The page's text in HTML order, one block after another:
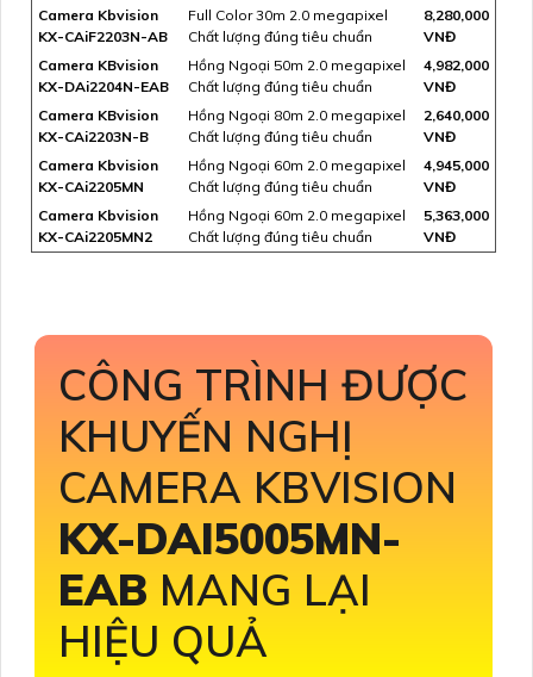
Camera Kbvision
KX-CAiF2203N-AB
Full Color 30m 2.0 megapixel
Chất lượng đúng tiêu chuẩn
8,280,000
VNĐ
Camera KBvision
KX-DAi2204N-EAB
Hồng Ngoại 50m 2.0 megapixel
Chất lượng đúng tiêu chuẩn
4,982,000
VNĐ
Camera KBvision
KX-CAi2203N-B
Hồng Ngoại 80m 2.0 megapixel
Chất lượng đúng tiêu chuẩn
2,640,000
VNĐ
Camera Kbvision
KX-CAi2205MN
Hồng Ngoại 60m 2.0 megapixel
Chất lượng đúng tiêu chuẩn
4,945,000
VNĐ
Camera Kbvision
KX-CAi2205MN2
Hồng Ngoại 60m 2.0 megapixel
Chất lượng đúng tiêu chuẩn
5,363,000
VNĐ
CÔNG TRÌNH ĐƯỢC
KHUYẾN NGHỊ
CAMERA KBVISION
KX-DAI5005MN-
EAB MANG LẠI
HIỆU QUẢ